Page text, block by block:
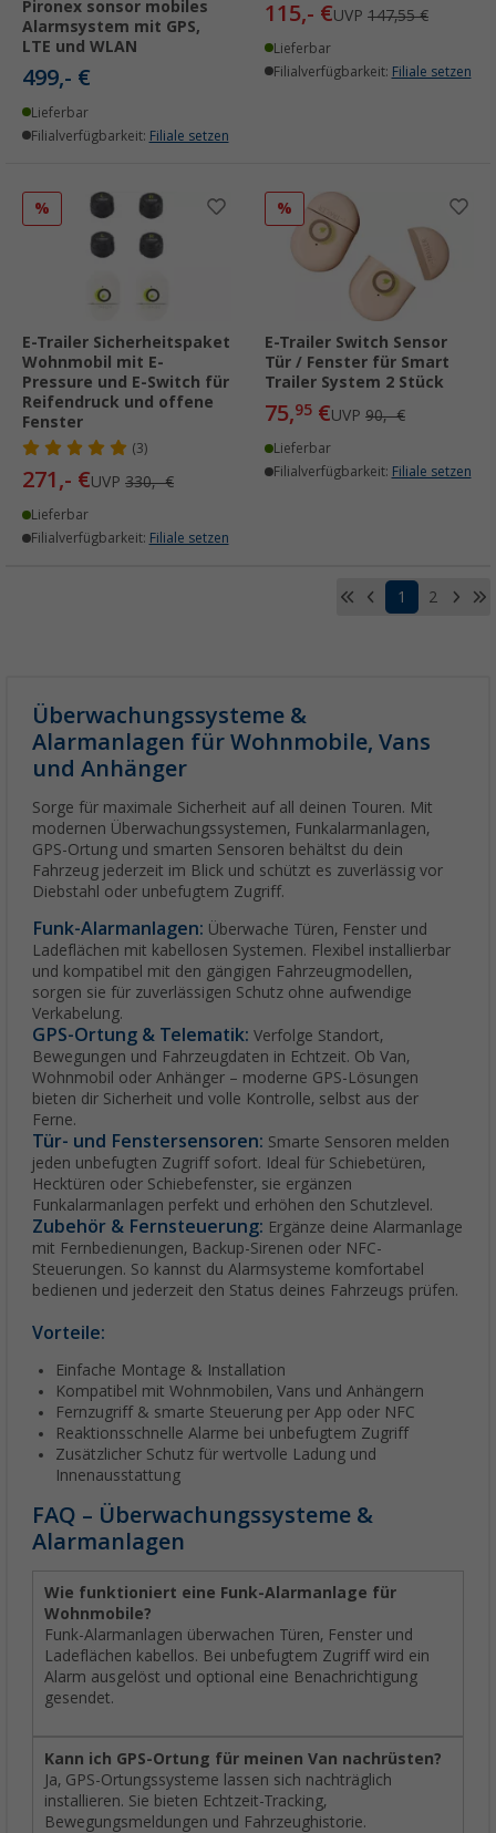
Pironex sonsor mobiles
Alarmsystem mit GPS,
LTE und WLAN
499,- €
Lieferbar
Filialverfügbarkeit: Filiale setzen
115,- €UVP 147,55 €
Lieferbar
Filialverfügbarkeit: Filiale setzen
%
E-Trailer Sicherheitspaket
Wohnmobil mit E-
Pressure und E-Switch für
Reifendruck und offene
Fenster
(3)
271,- €UVP 330,- €
Lieferbar
Filialverfügbarkeit: Filiale setzen
%
E-Trailer Switch Sensor
Tür / Fenster für Smart
Trailer System 2 Stück
75,95 €UVP 90,- €
Lieferbar
Filialverfügbarkeit: Filiale setzen
1 2
Überwachungssysteme &
Alarmanlagen für Wohnmobile, Vans
und Anhänger
Sorge für maximale Sicherheit auf all deinen Touren. Mit
modernen Überwachungssystemen, Funkalarmanlagen,
GPS-Ortung und smarten Sensoren behältst du dein
Fahrzeug jederzeit im Blick und schützt es zuverlässig vor
Diebstahl oder unbefugtem Zugriff.
Funk-Alarmanlagen: Überwache Türen, Fenster und
Ladeflächen mit kabellosen Systemen. Flexibel installierbar
und kompatibel mit den gängigen Fahrzeugmodellen,
sorgen sie für zuverlässigen Schutz ohne aufwendige
Verkabelung.
GPS-Ortung & Telematik: Verfolge Standort,
Bewegungen und Fahrzeugdaten in Echtzeit. Ob Van,
Wohnmobil oder Anhänger – moderne GPS-Lösungen
bieten dir Sicherheit und volle Kontrolle, selbst aus der
Ferne.
Tür- und Fenstersensoren: Smarte Sensoren melden
jeden unbefugten Zugriff sofort. Ideal für Schiebetüren,
Hecktüren oder Schiebefenster, sie ergänzen
Funkalarmanlagen perfekt und erhöhen den Schutzlevel.
Zubehör & Fernsteuerung: Ergänze deine Alarmanlage
mit Fernbedienungen, Backup-Sirenen oder NFC-
Steuerungen. So kannst du Alarmsysteme komfortabel
bedienen und jederzeit den Status deines Fahrzeugs prüfen.
Vorteile:
Einfache Montage & Installation
Kompatibel mit Wohnmobilen, Vans und Anhängern
Fernzugriff & smarte Steuerung per App oder NFC
Reaktionsschnelle Alarme bei unbefugtem Zugriff
Zusätzlicher Schutz für wertvolle Ladung und
Innenausstattung
FAQ – Überwachungssysteme &
Alarmanlagen
Wie funktioniert eine Funk-Alarmanlage für
Wohnmobile?
Funk-Alarmanlagen überwachen Türen, Fenster und
Ladeflächen kabellos. Bei unbefugtem Zugriff wird ein
Alarm ausgelöst und optional eine Benachrichtigung
gesendet.
Kann ich GPS-Ortung für meinen Van nachrüsten?
Ja, GPS-Ortungssysteme lassen sich nachträglich
installieren. Sie bieten Echtzeit-Tracking,
Bewegungsmeldungen und Fahrzeughistorie.